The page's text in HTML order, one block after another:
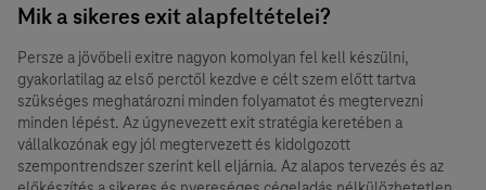
Mik a sikeres exit alapfeltételei?
Persze a jövőbeli exitre nagyon komolyan fel kell készülni,
gyakorlatilag az első perctől kezdve e célt szem előtt tartva
szükséges meghatározni minden folyamatot és megtervezni
minden lépést. Az úgynevezett exit stratégia keretében a
vállalkozónak egy jól megtervezett és kidolgozott
szempontrendszer szerint kell eljárnia. Az alapos tervezés és az